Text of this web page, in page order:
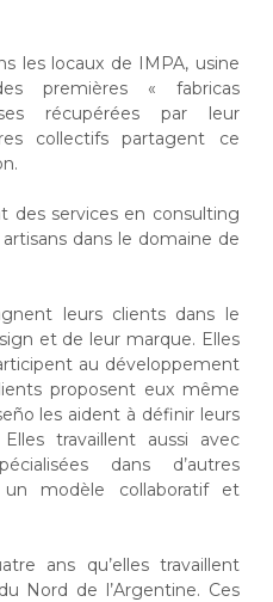
les locaux de IMPA, usine
premières « fabricas
récupérées par leur
collectifs partagent ce
des services en consulting
dans le domaine de
leurs clients dans le
et de leur marque. Elles
au développement
proposent eux même
les aident à définir leurs
travaillent aussi avec
dans d’autres
modèle collaboratif et
ans qu’elles travaillent
Nord de l’Argentine. Ces